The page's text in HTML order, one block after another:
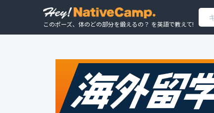
このポーズ、体のどの部分を鍛えるの？ を英語で教えて!